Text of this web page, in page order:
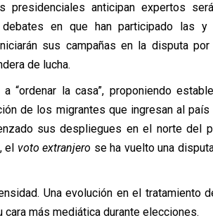
anticipan expertos será
en que han participado las y
sus campañas en la disputa
de lucha.
“ordenar la casa”, proponiendo
de los migrantes que ingresan al país
sus despliegues en el norte del
el voto extranjero se ha vuelto una
Una evolución en el tratamiento
más mediática durante elecciones.